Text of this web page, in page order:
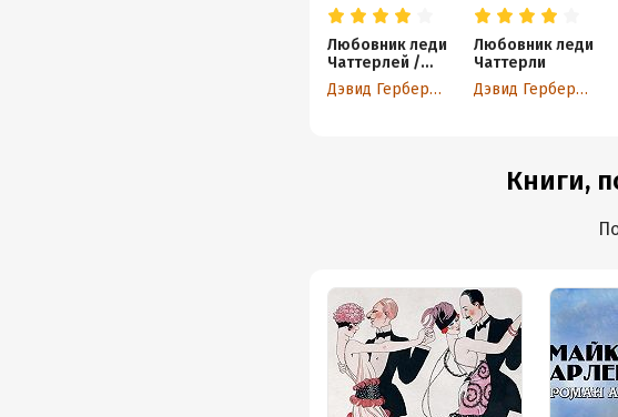
Любовник леди
Чаттерлей /
Lady
Chatterley's Дэвид Герберт Лоуренс
Любовник леди
Чаттерли
Дэвид Герберт Лоуренс
Книги,